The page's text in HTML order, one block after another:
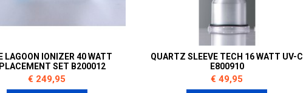
LAGOON IONIZER 40 WATT
SET B200012
Prijs
€ 249,95
QUARTZ SLEEVE TECH 16 WATT UV-C
E800910
Prijs
€ 49,95